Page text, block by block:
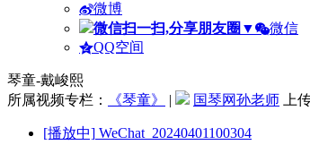
微博
微信扫一扫,分享朋友圈 ▼
微信
QQ空间
琴童-戴峻熙
所属视频专栏：
《琴童》 | 国琴网孙老师 上
[播放中] WeChat_20240401100304